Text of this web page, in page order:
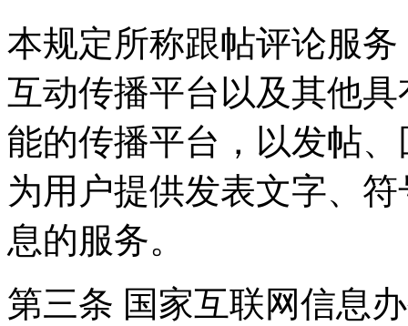
本规定所称跟帖评论服
互动传播平台以及其他
能的传播平台，以发帖
为用户提供发表文字、
息的服务。
第三条 国家互联网信息